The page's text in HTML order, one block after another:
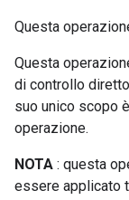
Questa
Questa
di controllo
suo unico scopo
operazione.
NOTA : questa
essere applicato